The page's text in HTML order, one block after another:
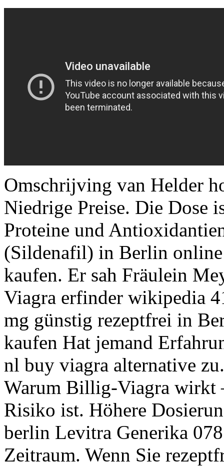
Omschrijving van Helder
Niedrige Preise. Die Dose
Proteine und
(Sildenafil) in Berlin
kaufen. Er sah Fräulein
Viagra erfinder wikipedia
mg günstig rezeptfrei in
kaufen Hat jemand
nl buy viagra alternative
Warum Billig-Viagra wirkt
Risiko ist. Höhere
berlin Levitra Generika
Zeitraum. Wenn Sie